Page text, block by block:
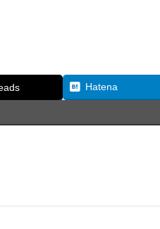
Hatena